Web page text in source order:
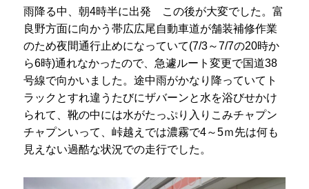
雨降る中、朝4時半に出発 この後が大変でした。富
良野方面に向かう帯広広尾自動車道が舗装補修作業
のため夜間通行止めになっていて(7/3～7/7の20時か
ら6時)通れなかったので、急遽ルート変更で国道38
号線で向かいました。途中雨がかなり降っていてト
ラックとすれ違うたびにザバーンと水を浴びせかけ
られて、靴の中には水がたっぷり入りこみチャプン
チャプンいって、峠越えでは濃霧で4～5ｍ先は何も
見えない過酷な状況での走行でした。